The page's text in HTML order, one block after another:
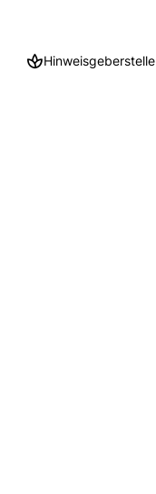
Hinweisgeberstelle